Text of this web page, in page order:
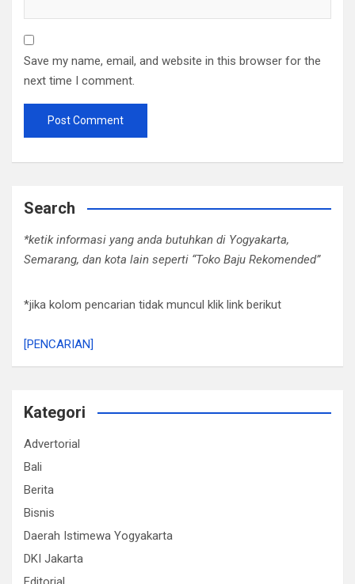
Save my name, email, and website in this browser for the
next time I comment.
Search
*ketik informasi yang anda butuhkan di Yogyakarta,
Semarang, dan kota lain seperti “Toko Baju Rekomended”
*jika kolom pencarian tidak muncul klik link berikut
[PENCARIAN]
Kategori
Advertorial
Bali
Berita
Bisnis
Daerah Istimewa Yogyakarta
DKI Jakarta